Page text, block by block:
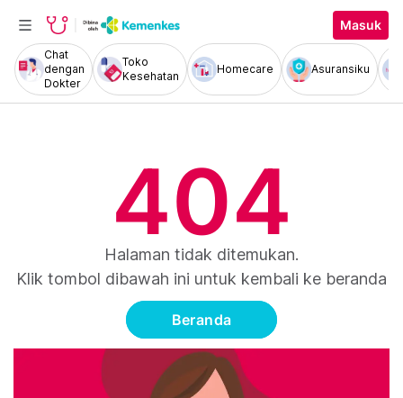
Masuk
Chat
dengan
Dokter
Toko
Kesehatan
Homecare Asuransiku
404
Halaman tidak ditemukan.
Klik tombol dibawah ini untuk kembali ke beranda
Beranda